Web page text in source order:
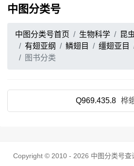
中图分类号
中图分类号首页 生物科学 昆
有翅亚纲
鳞翅目 缰翅亚目
图书分类
Q969.435.8 桦
Copyright © 2010 - 2026 中图分类号查